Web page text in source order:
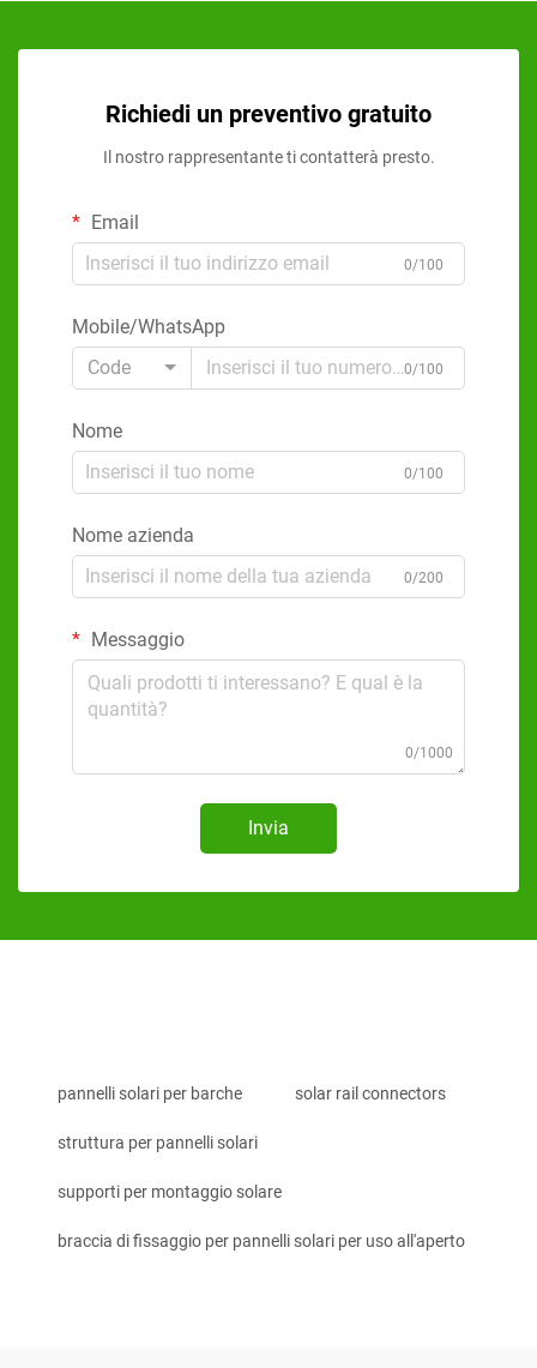
Richiedi un preventivo gratuito
Il nostro rappresentante ti contatterà presto.
Email
0/100
Mobile/WhatsApp
Code
0/100
Nome
0/100
Nome azienda
0/200
Messaggio
0/1000
Invia
pannelli solari per barche solar rail connectors
struttura per pannelli solari
supporti per montaggio solare
braccia di fissaggio per pannelli solari per uso all'aperto